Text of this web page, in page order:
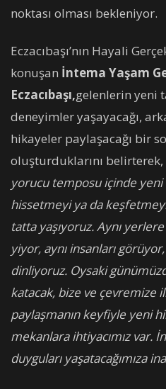
noktası olması bekleniyor.
Eczacıbaşı’nın Hayali
konuşan İntema Yaşam
Eczacıbaşı,gelenlerin yeni
deneyimler yaşayacağı,
hikayeler paylaşacağı bir
oluşturduklarını belirterek,
yorucu temposu içinde
hissetmeyi ya da
tatta yaşıyoruz. Aynı
yiyor, aynı insanları
dinliyoruz. Oysaki
katacak, bize ve çevremize
paylaşmanın keyfiyle yeni
mekanlara ihtiyacımız var.
duyguları yaşatacağımıza